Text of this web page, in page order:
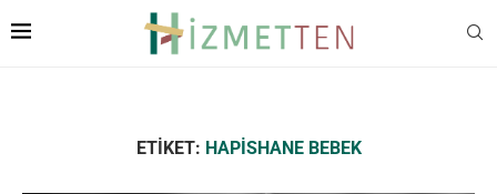
ETIKET: HAPISHANE BEBEK